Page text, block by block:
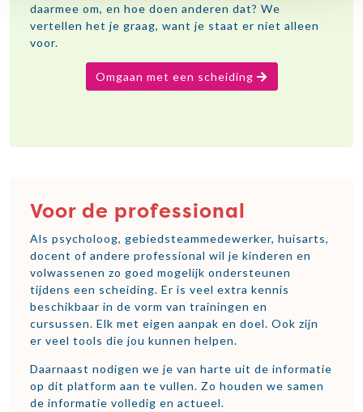
daarmee om, en hoe doen anderen dat? We
vertellen het je graag, want je staat er niet alleen
voor.
Omgaan met een scheiding
Voor de professional
Als psycholoog, gebiedsteammedewerker, huisarts,
docent of andere professional wil je kinderen en
volwassenen zo goed mogelijk ondersteunen
tijdens een scheiding. Er is veel extra kennis
beschikbaar in de vorm van trainingen en
cursussen. Elk met eigen aanpak en doel. Ook zijn
er veel tools die jou kunnen helpen.
Daarnaast nodigen we je van harte uit de informatie
op dit platform aan te vullen. Zo houden we samen
de informatie volledig en actueel.